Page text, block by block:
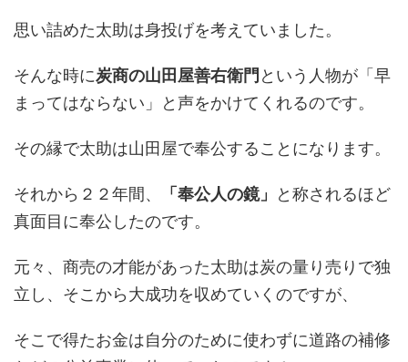
思い詰めた太助は身投げを考えていました。
そんな時に炭商の山田屋善右衛門 という人物が「早
まってはならない」と声をかけてくれるのです。
その縁で太助は山田屋で奉公することになります。
それから２２年間、 「奉公人の鏡」
と称されるほど
真面目に奉公したのです。
元々、商売の才能があった太助は炭の量り売りで独
立し、そこから大成功を収めていくのですが、
そこで得たお金は自分のために使わずに道路の補修